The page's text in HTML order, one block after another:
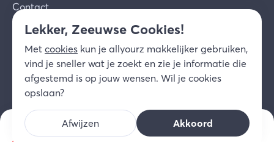
Bekijk openingstijden
Contact
© 2026 allyourz b.v.
Privacy
Cookies Disclaimer
Lekker, Zeeuwse Cookies!
Met cookies kun je allyourz makkelijker gebruiken,
vind je sneller wat je zoekt en zie je informatie die
afgestemd is op jouw wensen. Wil je cookies
opslaan?
Afwijzen Akkoord